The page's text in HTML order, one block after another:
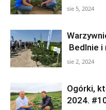
sie 5, 2024
Bedlnie i
sie 2, 2024
Ogórki,
2024.